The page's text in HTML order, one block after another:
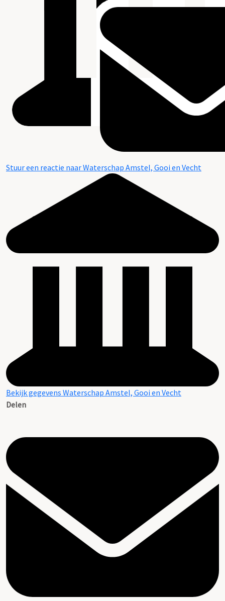
Stuur een reactie naar Waterschap Amstel, Gooi en Vecht
Bekijk gegevens Waterschap Amstel, Gooi en Vecht
Delen